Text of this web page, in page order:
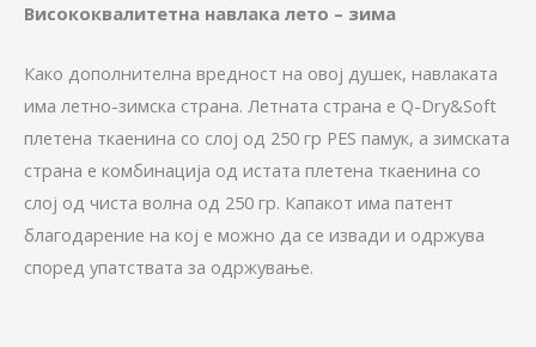
Висококвалитетна навлака лето – зима
Како дополнителна вредност на овој душек, навлаката
има летно-зимска страна. Летната страна е Q-Dry&Soft
плетена ткаенина со слој од 250 гр PES памук, а зимската
страна е комбинација од истата плетена ткаенина со
слој од чиста волна од 250 гр. Капакот има патент
благодарение на кој е можно да се извади и одржува
според упатствата за одржување.